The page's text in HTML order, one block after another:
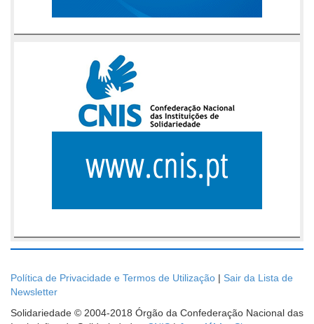
Política de Privacidade e Termos de Utilização | Sair da Lista de
Newsletter
Solidariedade © 2004-2018 Órgão da Confederação Nacional das